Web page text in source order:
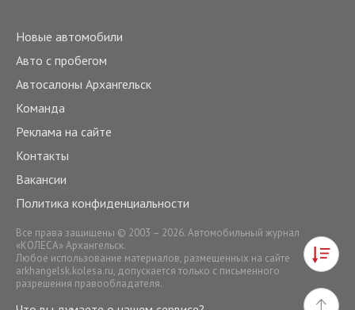
Новые автомобили
Авто с пробегом
Автосалоны Архангельск
Команда
Реклама на сайте
Контакты
Вакансии
Политика конфиденциальности
Все права защищены © 2003 – 2026. Автомобильный журнал
«КОЛЕСА» Архангельск.
Любое использование материалов, размещенных на сайте
arkhangelsk.kolesa.ru, допускается только с письменного
разрешения правообладателя.